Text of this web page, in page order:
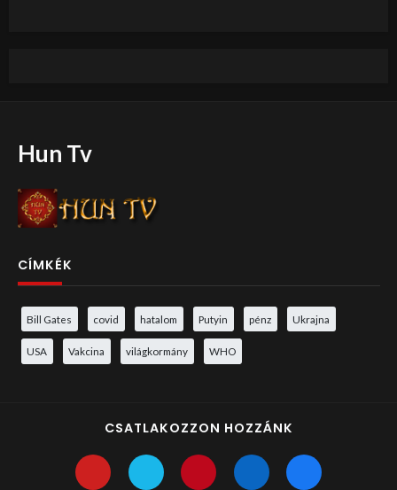
Hun Tv
CÍMKÉK
Bill Gates covid hatalom Putyin pénz Ukrajna
USA Vakcina világkormány WHO
CSATLAKOZZON HOZZÁNK